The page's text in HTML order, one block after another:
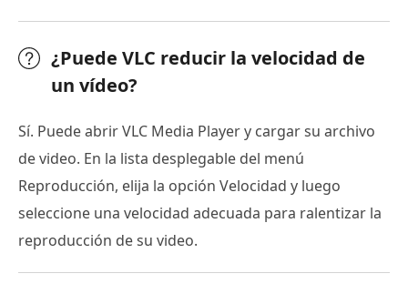
¿Puede VLC reducir la velocidad de
un vídeo?
Sí. Puede abrir VLC Media Player y cargar su archivo
de video. En la lista desplegable del menú
Reproducción, elija la opción Velocidad y luego
seleccione una velocidad adecuada para ralentizar la
reproducción de su video.